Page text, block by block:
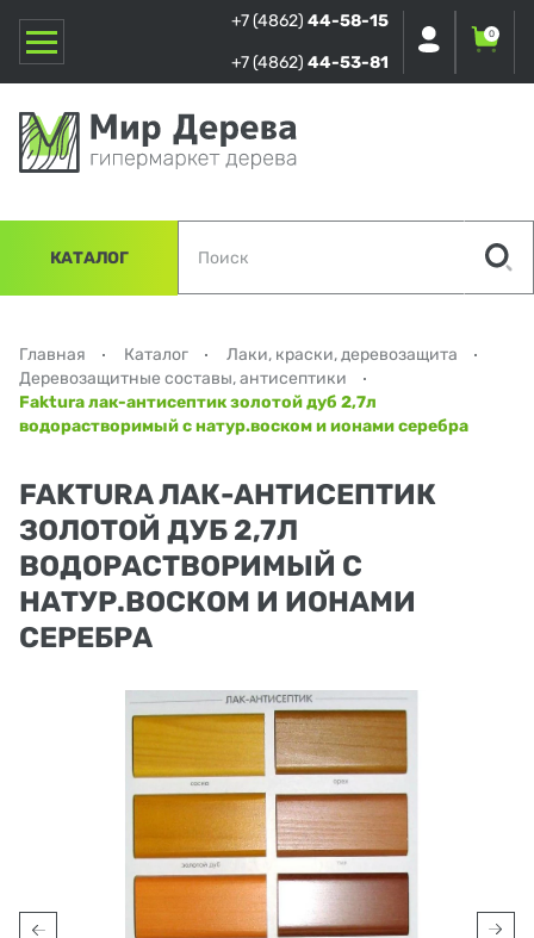
+7 (4862) 44-58-15
+7 (4862) 44-53-81
0
КАТАЛОГ
Главная Каталог
Лаки, краски, деревозащита
Деревозащитные составы, антисептики
Faktura лак-антисептик золотой дуб 2,7л
водорастворимый с натур.воском и ионами серебра
FAKTURA ЛАК-АНТИСЕПТИК
ЗОЛОТОЙ ДУБ 2,7Л
ВОДОРАСТВОРИМЫЙ С
НАТУР.ВОСКОМ И ИОНАМИ
СЕРЕБРА